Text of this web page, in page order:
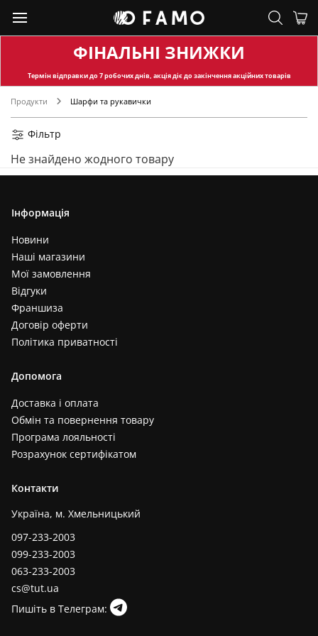
ФІНАЛЬНІ ЗНИЖКИ
Термін відправкидо 7 робочих днів, акція діє до закінчення акційних товарів
Продукти Шарфи та рукавички
Фільтр
Не знайдено жодного товару
Інформація
Новини
Наші магазини
Мої замовлення
Відгуки
Франшиза
Договір оферти
Політика приватності
Допомога
Доставка і оплата
Обмін та повернення товару
Програма лояльності
Розрахунок сертифікатом
Контакти
Україна, м. Хмельницький
097-233-2003
099-233-2003
063-233-2003
cs@tut.ua
Пишіть в Телеграм: